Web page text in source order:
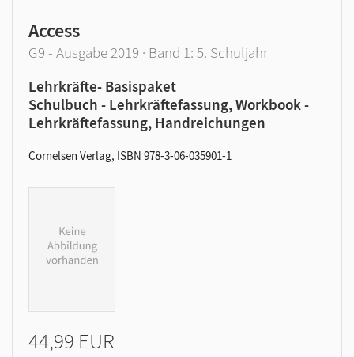
Access
G9 - Ausgabe 2019 · Band 1: 5. Schuljahr
Lehrkräfte- Basispaket
Schulbuch - Lehrkräftefassung, Workbook -
Lehrkräftefassung, Handreichungen
Cornelsen Verlag, ISBN 978-3-06-035901-1
44,99 EUR